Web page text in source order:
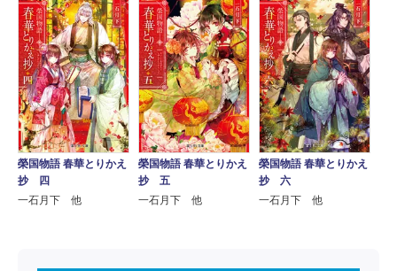
榮国物語 春華とりかえ
抄 四
一石月下 他
榮国物語 春華とりかえ
抄 五
一石月下 他
榮国物語 春華とりかえ
抄 六
一石月下 他